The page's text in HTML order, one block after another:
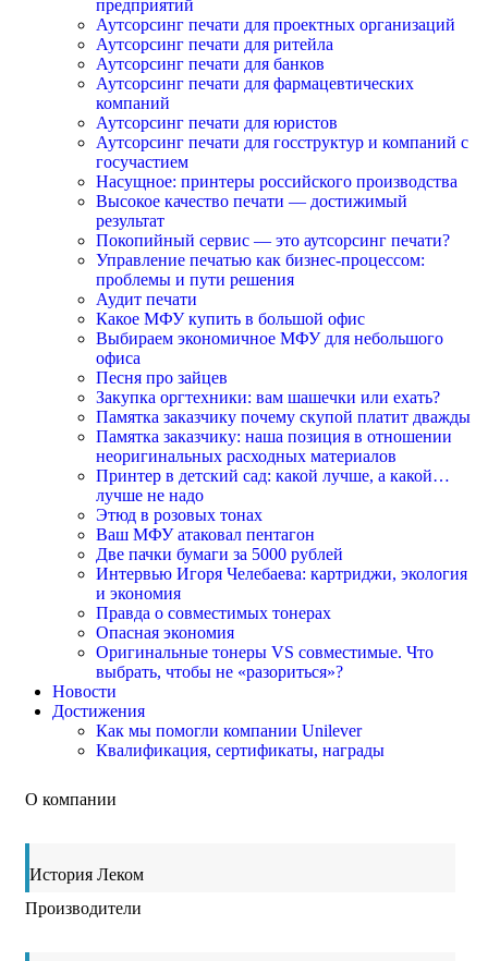
предприятий
Аутсорсинг печати для проектных организаций
Аутсорсинг печати для ритейла
Аутсорсинг печати для банков
Аутсорсинг печати для фармацевтических
компаний
Аутсорсинг печати для юристов
Аутсорсинг печати для госструктур и компаний с
госучастием
Насущное: принтеры российского производства
Высокое качество печати — достижимый
результат
Покопийный сервис — это аутсорсинг печати?
Управление печатью как бизнес-процессом:
проблемы и пути решения
Аудит печати
Какое МФУ купить в большой офис
Выбираем экономичное МФУ для небольшого
офиса
Песня про зайцев
Закупка оргтехники: вам шашечки или ехать?
Памятка заказчику почему скупой платит дважды
Памятка заказчику: наша позиция в отношении
неоригинальных расходных материалов
Принтер в детский сад: какой лучше, а какой…
лучше не надо
Этюд в розовых тонах
Ваш МФУ атаковал пентагон
Две пачки бумаги за 5000 рублей
Интервью Игоря Челебаева: картриджи, экология
и экономия
Правда о совместимых тонерах
Опасная экономия
Оригинальные тонеры VS совместимые. Что
выбрать, чтобы не «разориться»?
Новости
Достижения
Как мы помогли компании Unilever
Квалификация, сертификаты, награды
О компании
История Леком
Производители